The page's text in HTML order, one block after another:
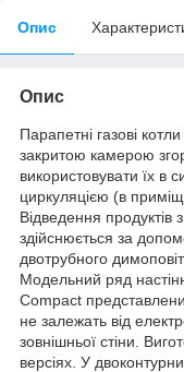
Опис
Опис
Парапетні газові
закритою камерою
використовувати їх в
циркуляцією (в
Відведення продуктів
здійснюється за
двотрубного
Модельний ряд
Compact
не залежать від
зовнішньої стіни.
версіях. У